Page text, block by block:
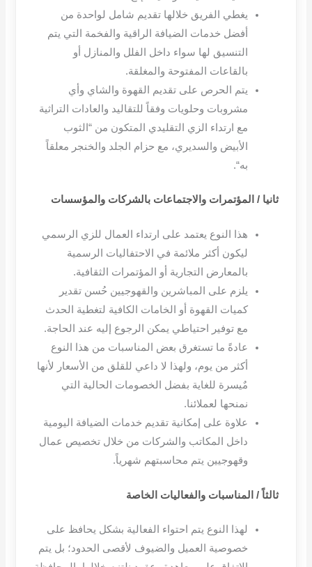
يغطي الفريق خلالها تقديم شامل لواحدة من
أفضل خدمات الضيافة الراقية والفخمة التي يتم
التنسيق لها سواء داخل الفلل والمنازل أو
بالقاعات المفتوحة والمغلقة.
يتم الحرص على تقديم القهوة والشاي وأي
مشروبات وحلويات وفقاً للتقاليد والعادات التراثية
مع ارتداء الزي التقليدي المتكون من “الثوب
الأبيض والسديري، مع حزام الجلد والخنجر معلقاً
به“.
ثانيا/ المؤتمرات والاجتماعات بالشركات والمؤسسات
هذا النوع يعتمد على ارتداء العمال للزي الرسمي
ليكون أكثر ملائمة في الاحتفاليات الرسمية
بالمعارض التجارية أو المؤتمرات الثقافية.
يلزم على المباشرين والقهوجيين حُسن تقدير
كميات القهوة أو الخامات الكافية لتغطية الحدث
مع توفير احتياطي يمكن الرجوع إليه عند الحاجة.
عادةً ما تستغرق بعض المناسبات من هذا النوع
أكثر من يوم، ولهذا لا داعي للقلق من الأسعار لأنها
مٌيسرة للغاية بفضل الخصومات الحالية التي
نمنحها لعملائنا.
علاوة على إمكانية تقديم خدمات الضيافة اليومية
داخل المكاتب والشركات من خلال تخصيص عمال
وقهوجيين يتم محاسبتهم شهرياً.
ثالثاً/ المناسبات والفعاليات الخاصة
لهذا النوع يتم احتواء الفعالية بشكل يحافظ على
خصوصية العميل والضيوف لأقصى الحدود؛ بل يتم